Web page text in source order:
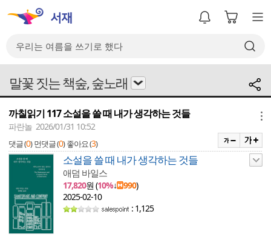
말꽃 짓는 책숲, 숲노래
까칠읽기 117 소설을 쓸 때 내가 생각하는 것들
파란놀 2026/01/31 10:52
댓글 (0) 먼댓글 (0) 좋아요 (3)
소설을 쓸 때 내가 생각하는 것들
애덤 바일스
17,820원 (10%↓ 990)
2025-02-10
: 1,125